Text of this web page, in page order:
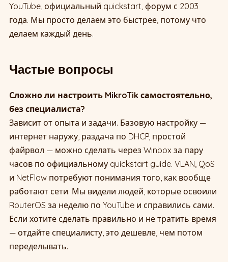
YouTube, официальный quickstart, форум с 2003
года. Мы просто делаем это быстрее, потому что
делаем каждый день.
Частые вопросы
Сложно ли настроить MikroTik самостоятельно,
без специалиста?
Зависит от опыта и задачи. Базовую настройку —
интернет наружу, раздача по DHCP, простой
файрвол — можно сделать через Winbox за пару
часов по официальному quickstart guide. VLAN, QoS
и NetFlow потребуют понимания того, как вообще
работают сети. Мы видели людей, которые освоили
RouterOS за неделю по YouTube и справились сами.
Если хотите сделать правильно и не тратить время
— отдайте специалисту, это дешевле, чем потом
переделывать.